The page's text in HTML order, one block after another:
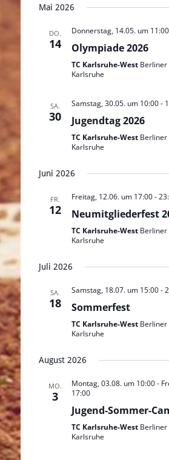
Mai 2026
DO.
14
Donnerstag, 14.05. um 11:00
Olympiade 2026
TC Karlsruhe-West Berliner
Karlsruhe
SA.
30
Samstag, 30.05. um 10:00-
Jugendtag 2026
TC Karlsruhe-West Berliner
Karlsruhe
Juni 2026
FR.
12
Freitag, 12.06. um 17:00-
Neumitgliederfest
TC Karlsruhe-West Berliner
Karlsruhe
Juli 2026
SA.
18
Samstag, 18.07. um 15:00-
Sommerfest
TC Karlsruhe-West Berliner
Karlsruhe
August 2026
MO.
3
Montag, 03.08. um 10:00-
17:00
Jugend-Sommer-
TC Karlsruhe-West Berliner
Karlsruhe